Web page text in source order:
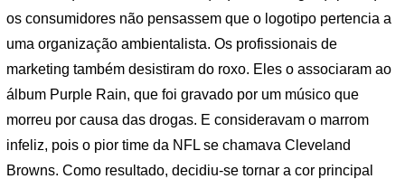
os consumidores não pensassem que o logotipo pertencia a
uma organização ambientalista. Os profissionais de
marketing também desistiram do roxo. Eles o associaram ao
álbum Purple Rain, que foi gravado por um músico que
morreu por causa das drogas. E consideravam o marrom
infeliz, pois o pior time da NFL se chamava Cleveland
Browns. Como resultado, decidiu-se tornar a cor principal